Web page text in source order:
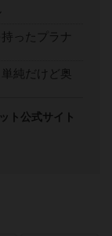
ったプラナ
純だけど奥
ト公式サイト